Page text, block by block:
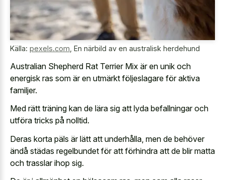
Källa: pexels.com En närbild av en australisk herdehund
Australian Shepherd Rat Terrier Mix är en unik och
energisk ras som är en utmärkt följeslagare för aktiva
familjer.
Med rätt träning kan de lära sig att lyda befallningar och
utföra tricks på nolltid.
Deras korta päls är lätt att underhålla, men de behöver
ändå städas regelbundet för att förhindra att de blir matta
och trasslar ihop sig.